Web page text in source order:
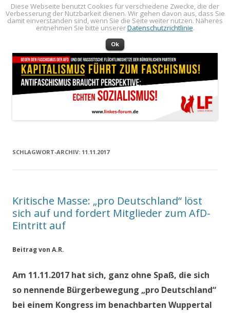
LINKES FORUM
Politik öffentlich machen!
Menü Zum Inhalt springen
SCHLAGWORT-ARCHIV: 11.11.2017
Kritische Masse: „pro Deutschland“ löst
sich auf und fordert Mitglieder zum AfD-
Eintritt auf
Beitrag von A.R.
Am 11.11.2017 hat sich, ganz ohne Spaß, die sich
so nennende Bürgerbewegung „pro Deutschland“
bei einem Kongress im benachbarten Wuppertal
Diese Webseite benutzt Cookies für verschiedene Zwecke, die der
Verbesserung der Nutzbarkeit dienen. Wir gehen davon aus, dass Sie
damit einverstanden sind, wenn Sie die Seite weiter nutzen. Näheres
entnehmen Sie bitte unsererDatenschutzrichtlinie.
Ok